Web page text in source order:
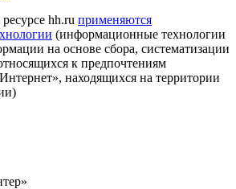
hh.ru применяются
(информационные технологии
на основе сбора, систематизации
к предпочтениям
находящихся на территории